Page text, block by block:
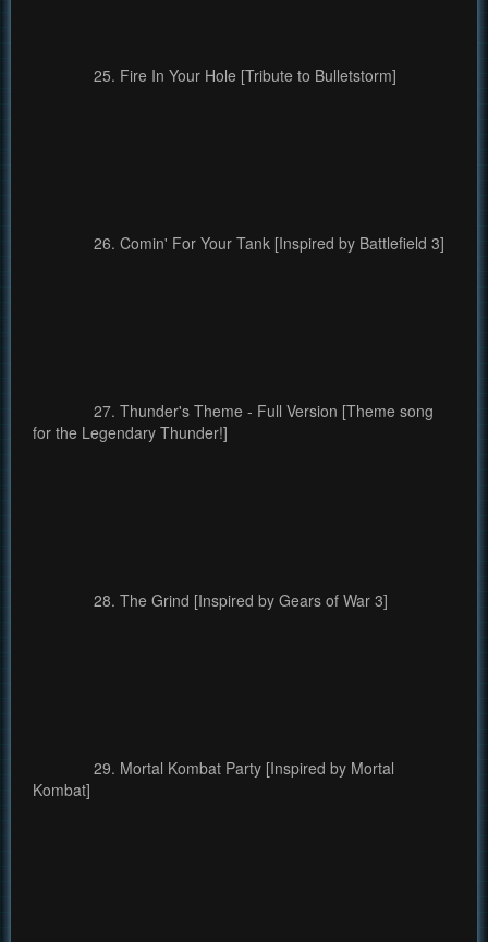
25. Fire In Your Hole [Tribute to Bulletstorm]
26. Comin' For Your Tank [Inspired by Battlefield 3]
27. Thunder's Theme - Full Version [Theme song
for the Legendary Thunder!]
28. The Grind [Inspired by Gears of War 3]
29. Mortal Kombat Party [Inspired by Mortal
Kombat]